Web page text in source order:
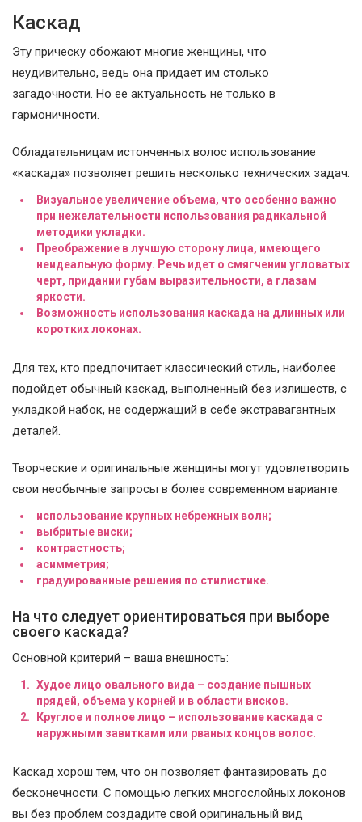
Каскад
Эту прическу обожают многие женщины, что
неудивительно, ведь она придает им столько
загадочности. Но ее актуальность не только в
гармоничности.
Обладательницам истонченных волос использование
«каскада» позволяет решить несколько технических задач:
Визуальное увеличение объема, что особенно важно
при нежелательности использования радикальной
методики укладки.
Преображение в лучшую сторону лица, имеющего
неидеальную форму. Речь идет о смягчении угловатых
черт, придании губам выразительности, а глазам
яркости.
Возможность использования каскада на длинных или
коротких локонах.
Для тех, кто предпочитает классический стиль, наиболее
подойдет обычный каскад, выполненный без излишеств, с
укладкой набок, не содержащий в себе экстравагантных
деталей.
Творческие и оригинальные женщины могут удовлетворить
свои необычные запросы в более современном варианте:
использование крупных небрежных волн;
выбритые виски;
контрастность;
асимметрия;
градуированные решения по стилистике.
На что следует ориентироваться при выборе
своего каскада?
Основной критерий – ваша внешность:
Худое лицо овального вида – создание пышных
прядей, объема у корней и в области висков.
Круглое и полное лицо – использование каскада с
наружными завитками или рваных концов волос.
Каскад хорош тем, что он позволяет фантазировать до
бесконечности. С помощью легких многослойных локонов
вы без проблем создадите свой оригинальный вид